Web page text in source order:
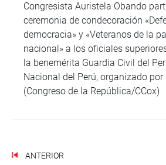
Congresista Auristela Obando
ceremonia de condecoración
democracia» y «Veteranos de la
nacional» a los oficiales
la benemérita Guardia Civil del
Nacional del Perú, organizado por
(Congreso de la República/CCox)
ANTERIOR